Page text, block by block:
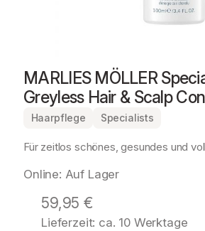
MARLIES MÖLLER
Greyless Hair & Scalp
Haarpflege Specialists
Für zeitlos schönes, gesundes und
Online: Auf Lager
59,95€
Lieferzeit: ca. 10 Werktage